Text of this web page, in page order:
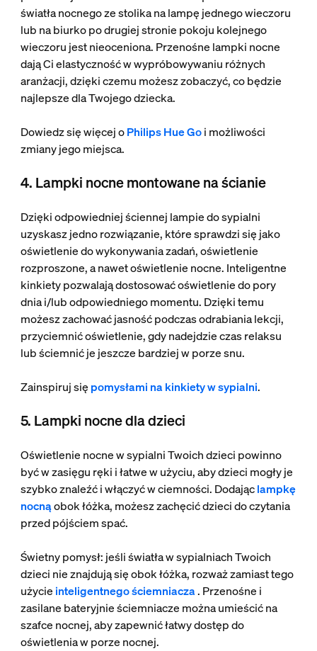
światła nocnego ze stolika na lampę jednego wieczoru
lub na biurko po drugiej stronie pokoju kolejnego
wieczoru jest nieoceniona. Przenośne lampki nocne
dają Ci elastyczność w wypróbowywaniu różnych
aranżacji, dzięki czemu możesz zobaczyć, co będzie
najlepsze dla Twojego dziecka.
Dowiedz się więcej oPhilips Hue Goi możliwości
zmiany jego miejsca.
4. Lampki nocne montowane na ścianie
Dzięki odpowiedniej ściennej lampie do sypialni
uzyskasz jedno rozwiązanie, które sprawdzi się jako
oświetlenie do wykonywania zadań, oświetlenie
rozproszone, a nawet oświetlenie nocne. Inteligentne
kinkiety pozwalają dostosować oświetlenie do pory
dnia i/lub odpowiedniego momentu. Dzięki temu
możesz zachować jasność podczas odrabiania lekcji,
przyciemnić oświetlenie, gdy nadejdzie czas relaksu
lub ściemnić je jeszcze bardziej w porze snu.
Zainspiruj się pomysłami na kinkiety w sypialni.
5. Lampki nocne dla dzieci
Oświetlenie nocne w sypialni Twoich dzieci powinno
być w zasięgu ręki i łatwe w użyciu, aby dzieci mogły je
szybko znaleźć i włączyć w ciemności. Dodająclampkę
nocnąobok łóżka, możesz zachęcić dzieci do czytania
przed pójściem spać.
Świetny pomysł: jeśli światła w sypialniach Twoich
dzieci nie znajdują się obok łóżka, rozważ zamiast tego
użycie inteligentnego ściemniacza. Przenośne i
zasilane bateryjnie ściemniacze można umieścić na
szafce nocnej, aby zapewnić łatwy dostęp do
oświetlenia w porze nocnej.